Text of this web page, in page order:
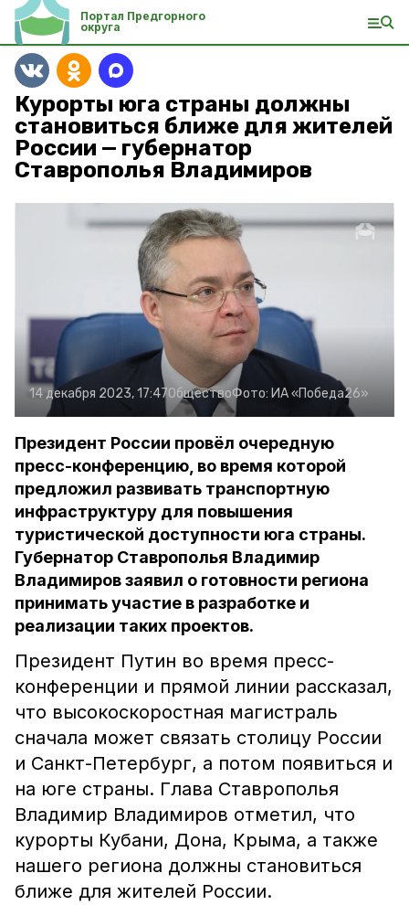
Портал Предгорного
округа
Курорты юга страны должны
становиться ближе для жителей
России — губернатор
Ставрополья Владимиров
14 декабря 2023, 17:47ОбществоФото: ИА «Победа26»
Президент России провёл очередную
пресс-конференцию, во время которой
предложил развивать транспортную
инфраструктуру для повышения
туристической доступности юга страны.
Губернатор Ставрополья Владимир
Владимиров заявил о готовности региона
принимать участие в разработке и
реализации таких проектов.
Президент Путин во время пресс-
конференции и прямой линии рассказал,
что высокоскоростная магистраль
сначала может связать столицу России
и Санкт-Петербург, а потом появиться и
на юге страны. Глава Ставрополья
Владимир Владимиров отметил, что
курорты Кубани, Дона, Крыма, а также
нашего региона должны становиться
ближе для жителей России.